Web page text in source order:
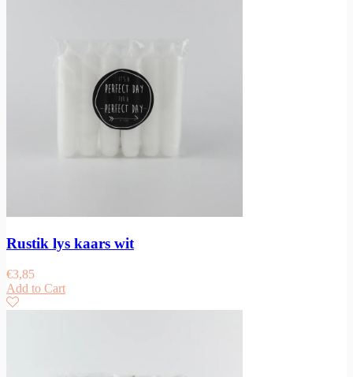
Rustik lys kaars wit
€3,85
Add to Cart